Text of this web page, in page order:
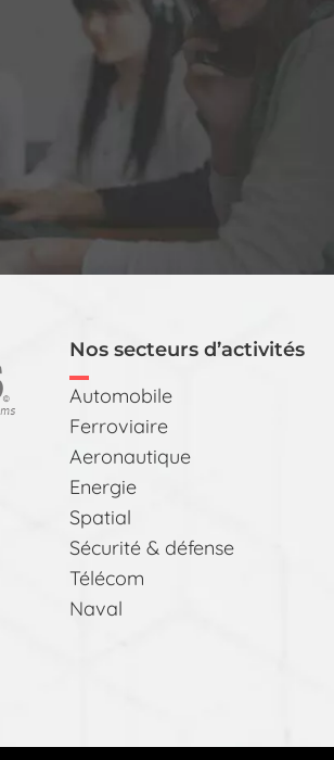
Nos secteurs d’activités
Automobile
Ferroviaire
Aeronautique
Energie
Spatial
Sécurité & défense
Télécom
Naval